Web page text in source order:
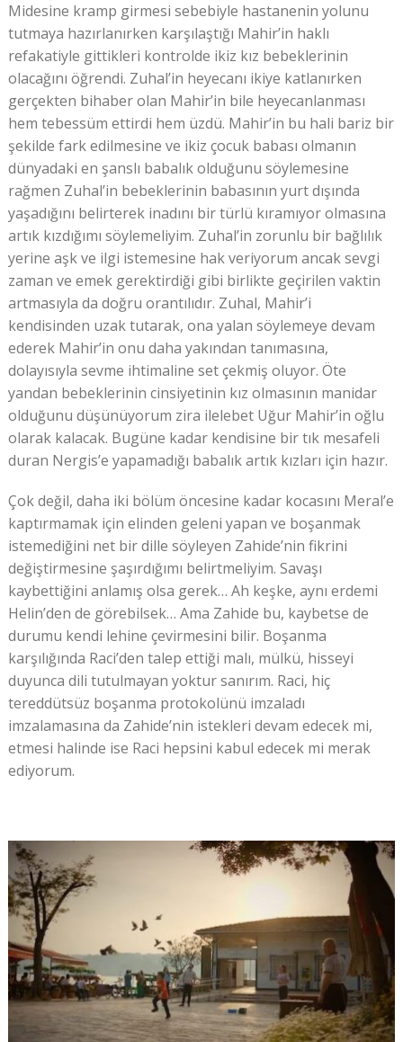
Midesine kramp girmesi sebebiyle hastanenin yolunu
tutmaya hazırlanırken karşılaştığı Mahir’in haklı
refakatiyle gittikleri kontrolde ikiz kız bebeklerinin
olacağını öğrendi. Zuhal’in heyecanı ikiye katlanırken
gerçekten bihaber olan Mahir’in bile heyecanlanması
hem tebessüm ettirdi hem üzdü. Mahir’in bu hali bariz bir
şekilde fark edilmesine ve ikiz çocuk babası olmanın
dünyadaki en şanslı babalık olduğunu söylemesine
rağmen Zuhal’in bebeklerinin babasının yurt dışında
yaşadığını belirterek inadını bir türlü kıramıyor olmasına
artık kızdığımı söylemeliyim. Zuhal’in zorunlu bir bağlılık
yerine aşk ve ilgi istemesine hak veriyorum ancak sevgi
zaman ve emek gerektirdiği gibi birlikte geçirilen vaktin
artmasıyla da doğru orantılıdır. Zuhal, Mahir’i
kendisinden uzak tutarak, ona yalan söylemeye devam
ederek Mahir’in onu daha yakından tanımasına,
dolayısıyla sevme ihtimaline set çekmiş oluyor. Öte
yandan bebeklerinin cinsiyetinin kız olmasının manidar
olduğunu düşünüyorum zira ilelebet Uğur Mahir’in oğlu
olarak kalacak. Bugüne kadar kendisine bir tık mesafeli
duran Nergis’e yapamadığı babalık artık kızları için hazır.
Çok değil, daha iki bölüm öncesine kadar kocasını Meral’e
kaptırmamak için elinden geleni yapan ve boşanmak
istemediğini net bir dille söyleyen Zahide’nin fikrini
değiştirmesine şaşırdığımı belirtmeliyim. Savaşı
kaybettiğini anlamış olsa gerek… Ah keşke, aynı erdemi
Helin’den de görebilsek… Ama Zahide bu, kaybetse de
durumu kendi lehine çevirmesini bilir. Boşanma
karşılığında Raci’den talep ettiği malı, mülkü, hisseyi
duyunca dili tutulmayan yoktur sanırım. Raci, hiç
tereddütsüz boşanma protokolünü imzaladı
imzalamasına da Zahide’nin istekleri devam edecek mi,
etmesi halinde ise Raci hepsini kabul edecek mi merak
ediyorum.